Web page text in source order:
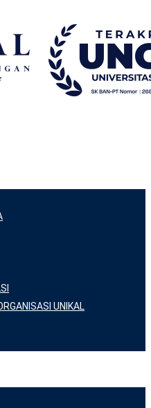
UNIKAL